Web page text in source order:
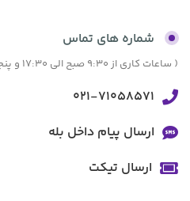
شماره های تماس
( ساعات کاری از 9:30 صبح الی 17:30 و پنجشنبه از 10 الی 15)
021-71058571
ارسال پیام داخل بله
ارسال تیکت